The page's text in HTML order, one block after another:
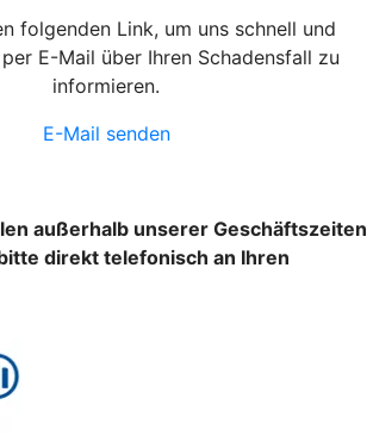
folgenden Link, um uns schnell und
E-Mail über Ihren Schadensfall zu
informieren.
E-Mail senden
außerhalb unserer Geschäftszeiten
direkt telefonisch an Ihren